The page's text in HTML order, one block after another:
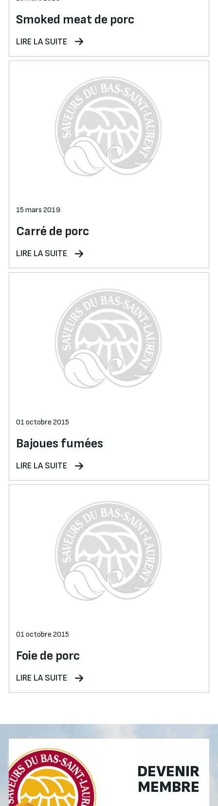
Smoked meat de porc
LIRE LA SUITE
15 mars 2019
Carré de porc
LIRE LA SUITE
01 octobre 2015
Bajoues fumées
LIRE LA SUITE
01 octobre 2015
Foie de porc
LIRE LA SUITE
DEVENIR
MEMBRE